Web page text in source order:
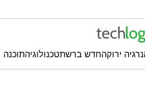
ירוקהחדש ברשתטכנולוגיהתוכנה